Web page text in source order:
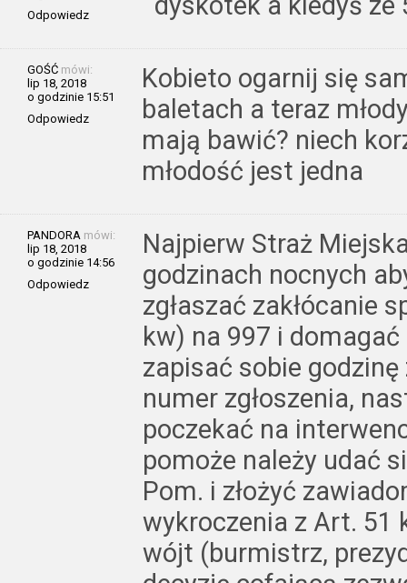
Odpowiedz
GOŚĆ mówi:
lip 18, 2018
o godzinie 15:51
Odpowiedz
Kobieto ogarnij się
baletach a teraz
mają bawić? niech
młodość jest jedna
PANDORA mówi:
lip 18, 2018
o godzinie 14:56
Odpowiedz
Najpierw Straż
godzinach nocnych
zgłaszać zakłócanie
kw) na 997 i
zapisać sobie
numer zgłoszenia,
poczekać na
pomoże należy udać
Pom. i złożyć
wykroczenia z Art. 51
wójt (burmistrz,